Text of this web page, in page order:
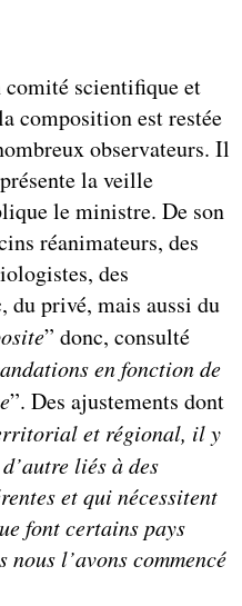
comité scientifique et
composition est restée
observateurs. Il
la veille
le ministre. De son
réanimateurs, des
des
du privé, mais aussi du
” donc, consulté
en fonction de
”. Des ajustements dont
et régional, il y
liés à des
et qui nécessitent
font certains pays
l’avons commencé